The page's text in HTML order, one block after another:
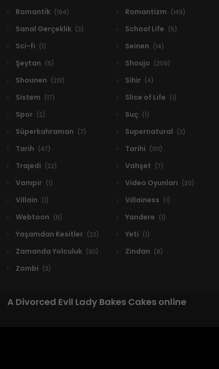
Romantik (194) Romantizm (149)
Sanal Gerçeklik (3) School Life (5)
Sci-fi (1) Seinen (14)
Şeytan (5) Shoujo (209)
Shounen (213) Sihir (4)
Sistem (17) Slice of Life (1)
Spor (2) Suç (1)
Süperkahraman (7) Supernatural (2)
Tarih (47) Tarihi (101)
Trajedi (22) Vahşet (7)
Vampir (1) Video Oyunları (20)
Villain (1) Villainess (1)
Webtoon (6) Yandere (1)
Yaşamdan Kesitler (22) Yeti (1)
Zamanda Yolculuk (30) Zindan (8)
Zombi (3)
A Divorced Evil Lady Bakes Cakes online